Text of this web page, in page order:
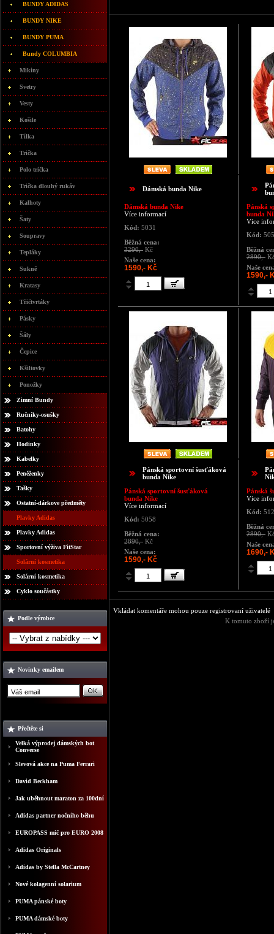
BUNDY ADIDAS
BUNDY NIKE
BUNDY PUMA
Bundy COLUMBIA
Mikiny
Svetry
Vesty
Košile
Tílka
Trička
Polo trička
Trička dlouhý rukáv
Kalhoty
Šaty
Soupravy
Tepláky
Sukně
Kratasy
Třičtvrtáky
Pásky
Šály
Čepice
Kšiltovky
Ponožky
Zimní Bundy
Ručníky-osušky
Batohy
Hodinky
Kabelky
Peněženky
Tašky
Ostatní-dárkove předměty
Plavky Adidas
Plavky Adidas
Sportovní výživa FitStar
Solární kosmetika
Solární kosmetika
Cyklo součástky
Podle výrobce
Novinky emailem
Přečtěte si
Velká výprodej dámských bot
Converse
Slevová akce na Puma Ferrari
David Beckham
Jak uběhnout maraton za 100dní
Adidas partner nočního běhu
EUROPASS mič pro EURO 2008
Adidas Originals
Adidas by Stella McCartney
Nové kolagenní solarium
PUMA pánské boty
PUMA dámské boty
Dámská bunda Nike
Dámská bunda Nike
Více informací
Kód: 5031
Běžná cena:
3290,- Kč
Naše cena:
1590,- Kč
Pánská
bunda
Více
Kód:
Běžná
2890,-
Naše
1590,-
Pánská sportovní šusťáková
bunda Nike
Pánská sportovní šusťáková
bunda Nike
Více informací
Kód: 5058
Běžná cena:
2890,- Kč
Naše cena:
1590,- Kč
Pánská
Více
Kód:
Běžná
2890,-
Naše
1690,-
Vkládat komentáře mohou pouze registrovaní uživatelé
K tomuto zboží